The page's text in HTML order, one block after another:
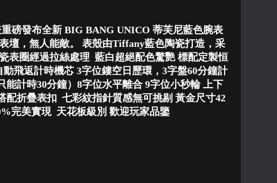
磅發布全新 BIG BANG UNICO 蒂芙尼藍色腕表
壇，無人能敵。 表殼由Tiffany藍色陶瓷打造，采
表圈經過拉絲處理 藍白超絕配色驚艷 標配定製恒
飛返計時機芯 3字位鏤空日歷環，3字盤60分鐘計
能計時30分鐘）8字位水平離合 9字位小秒輪 上下
配折疊表扣 七彩紋指針質感無可挑剔 黃金尺寸42
完美實現 天花板級別 歡迎玩家品鑒